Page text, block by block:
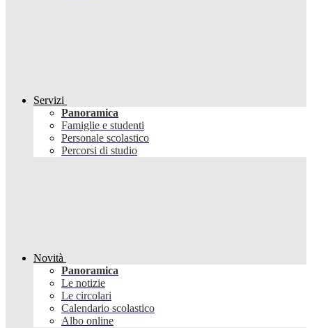
Servizi
Panoramica
Famiglie e studenti
Personale scolastico
Percorsi di studio
Novità
Panoramica
Le notizie
Le circolari
Calendario scolastico
Albo online